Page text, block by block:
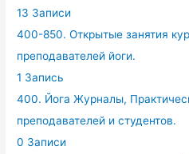
13 Записи
400-850. Открытые занятия
преподавателей йоги.
1 Запись
400. Йога Журналы,
преподавателей и студентов.
0 Записи